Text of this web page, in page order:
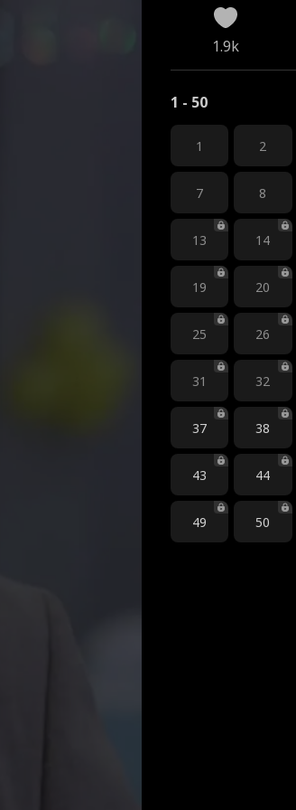
1.9k
1 - 50
1 2
7 8
13 14
19 20
25 26
31 32
37 38
43 44
49 50